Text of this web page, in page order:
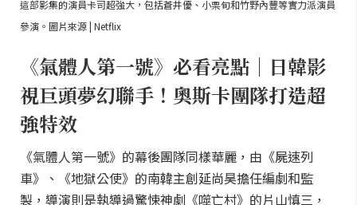
這部影集的演員卡司超強大，包括蒼井優、小栗旬和竹野內豐等實力派演員
參演。圖片來源 | Netflix
《氣體人第一號》必看亮點｜日韓影
視巨頭夢幻聯手！奧斯卡團隊打造超
強特效
《氣體人第一號》的幕後團隊同樣華麗，由《屍速列
車》、《地獄公使》的南韓主創延尚昊擔任編劇和監
製，導演則是執導過驚悚神劇《噬亡村》的片山慎三，